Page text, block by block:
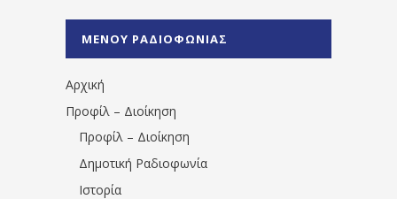
1531194763766854/" artist="" ]
ΜΕΝΟΥ ΡΑΔΙΟΦΩΝΙΑΣ
Αρχική
Προφίλ – Διοίκηση
Προφίλ – Διοίκηση
Δημοτική Ραδιοφωνία
Ιστορία